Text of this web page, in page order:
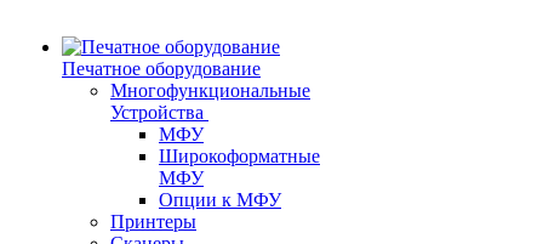
Печатное оборудование
Многофункциональные
Устройства
МФУ
Широкоформатные
МФУ
Опции к МФУ
Принтеры